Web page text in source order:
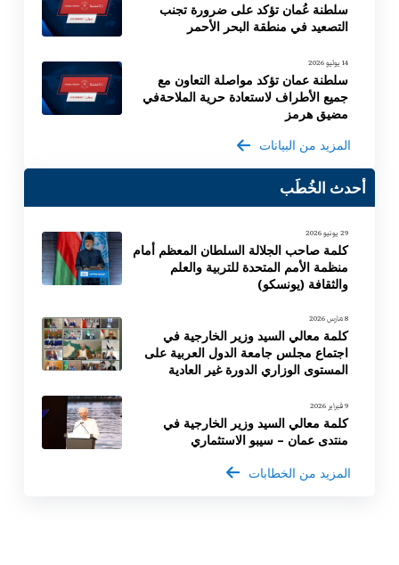
سلطنة عُمان تؤكد على ضرورة تجنب
التصعيد في منطقة البحر الأحمر
14 يوليو 2026
سلطنة عمان تؤكد مواصلة التعاون مع
جميع الأطراف لاستعادة حرية الملاحةفي
مضيق هرمز
المزيد من البيانات
أحدث الخُطَب
29 يونيو 2026
كلمة صاحب الجلالة السلطان المعظم أمام
منظمة الأمم المتحدة للتربية والعلم
والثقافة (يونسكو)
8 مارس 2026
كلمة معالي السيد وزير الخارجية في
اجتماع مجلس جامعة الدول العربية على
المستوى الوزاري الدورة غير العادية
9 فبراير 2026
كلمة معالي السيد وزير الخارجية في
منتدى عمان – سيبو الاستثماري
المزيد من الخطابات